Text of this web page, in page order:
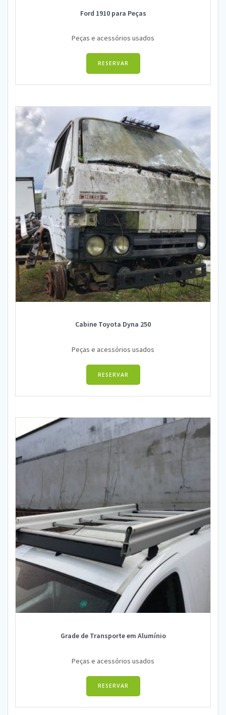
Ford 1910 para Peças
Peças e acessórios usados
RESERVAR
Cabine Toyota Dyna 250
Peças e acessórios usados
RESERVAR
Grade de Transporte em Alumínio
Peças e acessórios usados
RESERVAR